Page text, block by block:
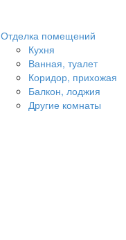
Отделка помещений
Кухня
Ванная, туалет
Коридор, прихожая
Балкон, лоджия
Другие комнаты